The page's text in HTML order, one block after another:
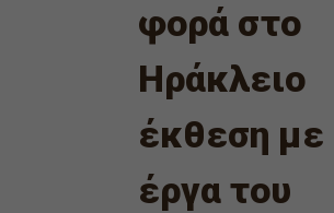
φορά στο
Ηράκλειο
έκθεση με
έργα του